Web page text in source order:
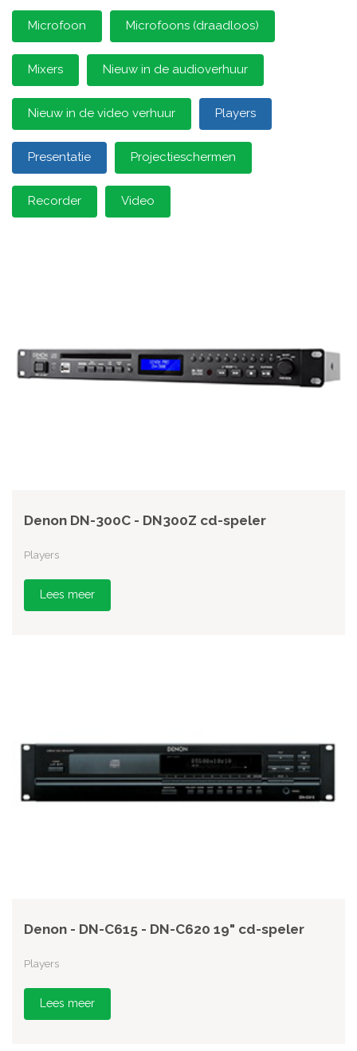
Microfoon Microfoons (draadloos)
Mixers Nieuw in de audioverhuur
Nieuw in de video verhuur Players
Presentatie Projectieschermen
Recorder Video
Denon DN-300C - DN300Z cd-speler
Players
Lees meer
Denon - DN-C615 - DN-C620 19" cd-speler
Players
Lees meer